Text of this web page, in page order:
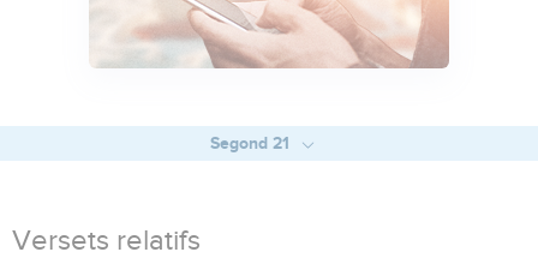
Segond 21
Versets relatifs